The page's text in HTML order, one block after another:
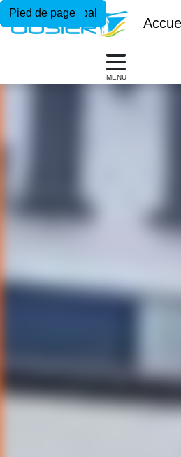
Menu principal
Contenu principal
Pied de page
MENU